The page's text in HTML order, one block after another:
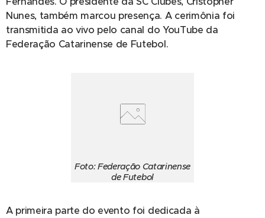
Nunes, também marcou presença. A cerimônia foi
transmitida ao vivo pelo canal do YouTube da
Federação Catarinense de Futebol.
Foto: Federação Catarinense
de Futebol
A primeira parte do evento foi dedicada à